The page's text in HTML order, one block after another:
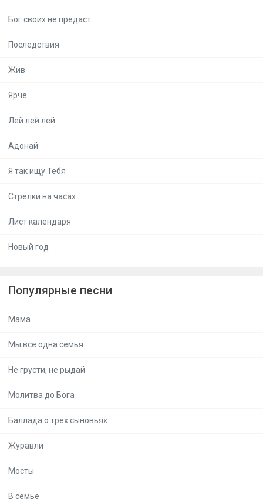
Бог своих не предаст
Последствия
Жив
Ярче
Лей лей лей
Адонай
Я так ищу Тебя
Стрелки на часах
Лист календаря
Новый год
Популярные песни
Мама
Мы все одна семья
Не грусти, не рыдай
Молитва до Бога
Баллада о трёх сыновьях
Журавли
Мосты
В семье